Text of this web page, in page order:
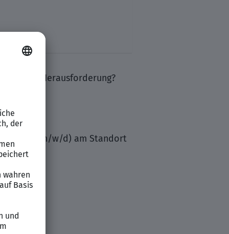
Herausforderung?
(m/w/d) am Standort